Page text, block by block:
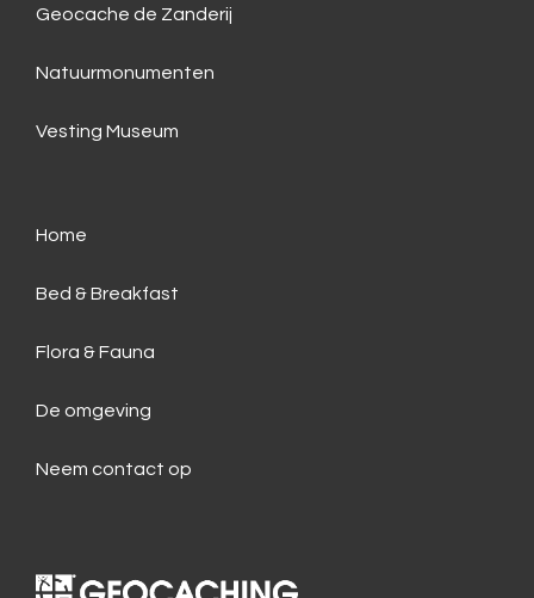
Geocache de Zanderij
Natuurmonumenten
Vesting Museum
Home
Bed & Breakfast
Flora & Fauna
De omgeving
Neem contact op